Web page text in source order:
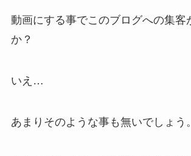
動画にする事でこのブログへの集客
か？
いえ…
あまりそのような事も無いでしょう。